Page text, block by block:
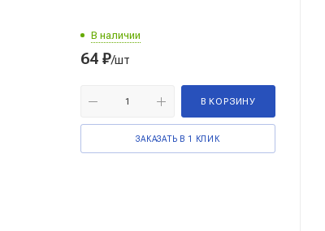
В наличии
64 ₽/шт
В КОРЗИНУ
ЗАКАЗАТЬ В 1 КЛИК